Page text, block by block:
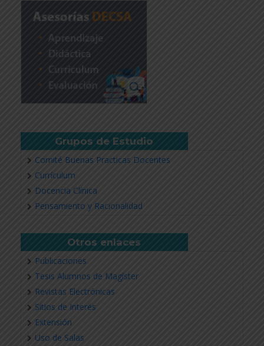
Grupos de Estudio
Comité Buenas Practicas Docentes
Currículum
Docencia Clínica
Pensamiento y Racionalidad
Otros enlaces
Publicaciones
Tesis Alumnos de Magíster
Revistas Electrónicas
Sitios de Interés
Extensión
Uso de Salas